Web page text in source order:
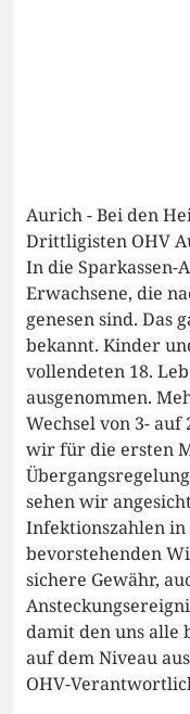
Aurich - Bei den
Drittligisten OHV
In die Sparkassen-
Erwachsene, die
genesen sind. Das
bekannt. Kinder
vollendeten 18.
ausgenommen.
Wechsel von 3- auf
wir für die ersten
sehen wir
Infektionszahlen in
bevorstehenden
sichere Gewähr,
damit den uns alle
auf dem Niveau
OHV-